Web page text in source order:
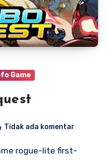
Game
Tidak ada komentar